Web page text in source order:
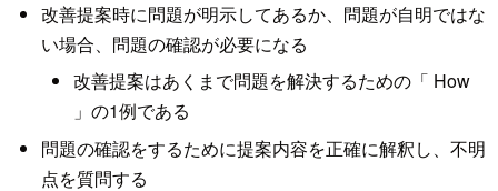
改善提案時に問題が明示してあるか、問題が自明ではな
い場合、問題の確認が必要になる
改善提案はあくまで問題を解決するための「 How
」の1例である
問題の確認をするために提案内容を正確に解釈し、不明
点を質問する